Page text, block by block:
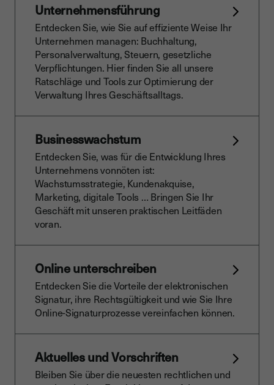
Unternehmensführung
Entdecken Sie, wie Sie auf effiziente Weise Ihr
Unternehmen managen: Buchhaltung,
Personalverwaltung, Steuern, gesetzliche
Verpflichtungen. Hier finden Sie all unsere
Ratschläge und Tools zur Optimierung der
Verwaltung Ihres Geschäftsalltags.
Businesswachstum
Entdecken Sie, was für die Entwicklung Ihres
Unternehmens vonnöten ist:
Wachstumsstrategie, Kundenakquise,
Marketing, digitale Tools … Bringen Sie Ihr
Geschäft mit unseren praktischen Leitfäden
voran.
Online unterschreiben
Entdecken Sie die Vorteile der elektronischen
Signatur, ihre Rechtsgültigkeit und wie Sie Ihre
Online-Signaturprozesse vereinfachen können.
Aktuelles und Vorschriften
Bleiben Sie über die neuesten rechtlichen und